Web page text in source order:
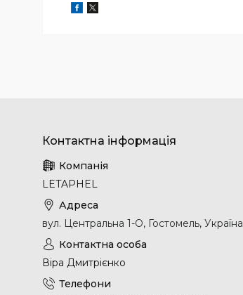
LETAPHEL
вул. Центральна 1-О, Гостомель, Україна
Віра Дмитрієнко